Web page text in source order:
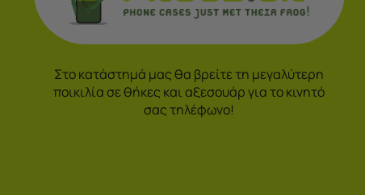
Στο κατάστημά μας θα βρείτε τη μεγαλύτερη
ποικιλία σε θήκες και αξεσουάρ για το κινητό
σας τηλέφωνο!